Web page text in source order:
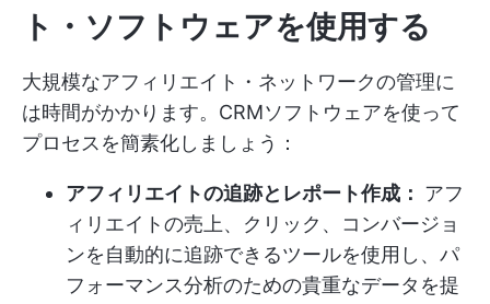
ト・ソフトウェアを使用する
大規模なアフィリエイト・ネットワークの管理に
は時間がかかります。CRMソフトウェアを使って
プロセスを簡素化しましょう：
アフィリエイトの追跡とレポート作成： アフ
ィリエイトの売上、クリック、コンバージョ
ンを自動的に追跡できるツールを使用し、パ
フォーマンス分析のための貴重なデータを提